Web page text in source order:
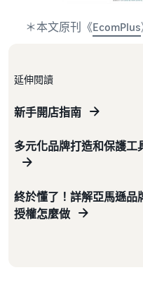
＊本文原刊《EcomPlus
延伸閱讀
新手開店指南
多元化品牌打造和保護工
終於懂了！詳解亞馬遜品
授權怎麼做